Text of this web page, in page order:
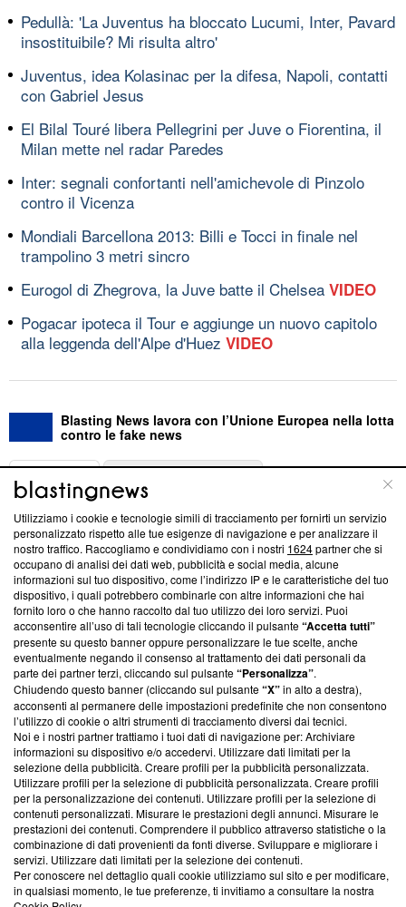
Pedullà: 'La Juventus ha bloccato Lucumi, Inter, Pavard
insostituibile? Mi risulta altro'
Juventus, idea Kolasinac per la difesa, Napoli, contatti
con Gabriel Jesus
El Bilal Touré libera Pellegrini per Juve o Fiorentina, il
Milan mette nel radar Paredes
Inter: segnali confortanti nell'amichevole di Pinzolo
contro il Vicenza
Mondiali Barcellona 2013: Billi e Tocci in finale nel
trampolino 3 metri sincro
Eurogol di Zhegrova, la Juve batte il Chelsea VIDEO
Pogacar ipoteca il Tour e aggiunge un nuovo capitolo
alla leggenda dell'Alpe d'Huez VIDEO
Blasting News lavora con l’Unione Europea nella lotta
contro le fake news
ABOUT
Questa sezione offre informazioni trasparenti su Blasting
News, sui nostri processi editoriali e su come ci impegniamo a
creare news di qualità. Inoltre, afferma la nostra aderenza a
‘Trust Project - News with Integrity’Blasting News non è
ancora membro del programma, ma ha richiesto di farne
parte; Trust Project non ha ancora effettuato una verifica di
conformità agli standard.
Su di noi
Team editoriale
Corporate
Redazione
Informativa Privacy
Cookie Policy
Blasting SA, IDI CHE-247.845.224, Via Carlo Frasca, 3 - 6900
Lugano (Svizzera) Tel:+39 0690258937
Utilizziamo i cookie e tecnologie simili di tracciamento per fornirti un servizio
personalizzato rispetto alle tue esigenze di navigazione e per analizzare il
nostro traffico. Raccogliamo e condividiamo con i nostri 1624partner che si
occupano di analisi dei dati web, pubblicità e social media, alcune
informazioni sul tuo dispositivo, come l’indirizzo IP e le caratteristiche del tuo
dispositivo, i quali potrebbero combinarle con altre informazioni che hai
fornito loro o che hanno raccolto dal tuo utilizzo dei loro servizi. Puoi
acconsentire all’uso di tali tecnologie cliccando il pulsante“Accetta tutti”
presente su questo banner oppure personalizzare le tue scelte, anche
eventualmente negando il consenso al trattamento dei dati personali da
parte dei partner terzi, cliccando sul pulsante“Personalizza”.
Chiudendo questo banner (cliccando sul pulsante“X”in alto a destra),
acconsenti al permanere delle impostazioni predefinite che non consentono
l’utilizzo di cookie o altri strumenti di tracciamento diversi dai tecnici.
Noi e i nostri partner trattiamo i tuoi dati di navigazione per: Archiviare
informazioni su dispositivo e/o accedervi. Utilizzare dati limitati per la
selezione della pubblicità. Creare profili per la pubblicità personalizzata.
Utilizzare profili per la selezione di pubblicità personalizzata. Creare profili
per la personalizzazione dei contenuti. Utilizzare profili per la selezione di
contenuti personalizzati. Misurare le prestazioni degli annunci. Misurare le
prestazioni dei contenuti. Comprendere il pubblico attraverso statistiche o la
combinazione di dati provenienti da fonti diverse. Sviluppare e migliorare i
servizi. Utilizzare dati limitati per la selezione dei contenuti.
Per conoscere nel dettaglio quali cookie utilizziamo sul sito e per modificare,
in qualsiasi momento, le tue preferenze, ti invitiamo a consultare la nostra